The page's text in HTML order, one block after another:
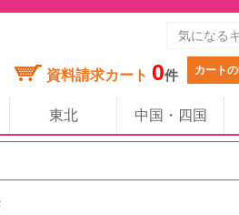
資料請求カート 0件 カート
東北 中国・四国